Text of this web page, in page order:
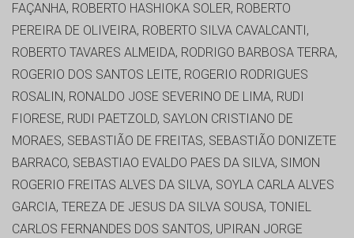
FAÇANHA, ROBERTO HASHIOKA SOLER, ROBERTO
PEREIRA DE OLIVEIRA, ROBERTO SILVA CAVALCANTI,
ROBERTO TAVARES ALMEIDA, RODRIGO BARBOSA TERRA,
ROGERIO DOS SANTOS LEITE, ROGERIO RODRIGUES
ROSALIN, RONALDO JOSE SEVERINO DE LIMA, RUDI
FIORESE, RUDI PAETZOLD, SAYLON CRISTIANO DE
MORAES, SEBASTIÃO DE FREITAS, SEBASTIÃO DONIZETE
BARRACO, SEBASTIAO EVALDO PAES DA SILVA, SIMON
ROGERIO FREITAS ALVES DA SILVA, SOYLA CARLA ALVES
GARCIA, TEREZA DE JESUS DA SILVA SOUSA, TONIEL
CARLOS FERNANDES DOS SANTOS, UPIRAN JORGE